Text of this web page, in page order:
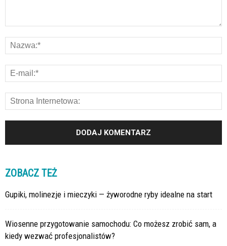
ZOBACZ TEŻ
Gupiki, molinezje i mieczyki — żyworodne ryby idealne na start
Wiosenne przygotowanie samochodu: Co możesz zrobić sam, a
kiedy wezwać profesjonalistów?